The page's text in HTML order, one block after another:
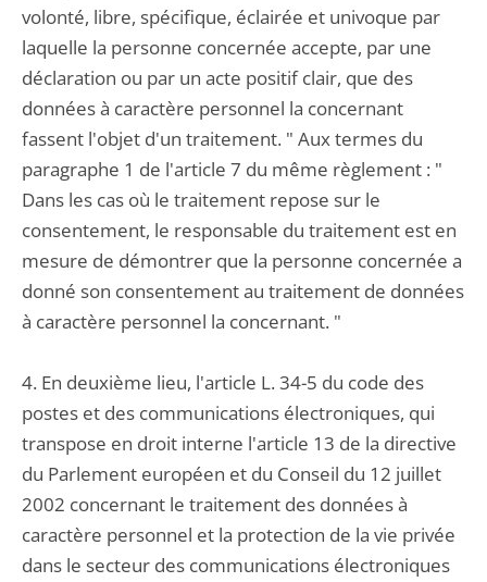
volonté, libre, spécifique, éclairée et univoque par
laquelle la personne concernée accepte, par une
déclaration ou par un acte positif clair, que des
données à caractère personnel la concernant
fassent l'objet d'un traitement. " Aux termes du
paragraphe 1 de l'article 7 du même règlement : "
Dans les cas où le traitement repose sur le
consentement, le responsable du traitement est en
mesure de démontrer que la personne concernée a
donné son consentement au traitement de données
à caractère personnel la concernant. "
4. En deuxième lieu, l'article L. 34-5 du code des
postes et des communications électroniques, qui
transpose en droit interne l'article 13 de la directive
du Parlement européen et du Conseil du 12 juillet
2002 concernant le traitement des données à
caractère personnel et la protection de la vie privée
dans le secteur des communications électroniques